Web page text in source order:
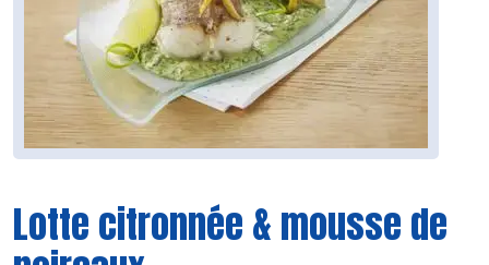
Lotte citronnée & mousse de